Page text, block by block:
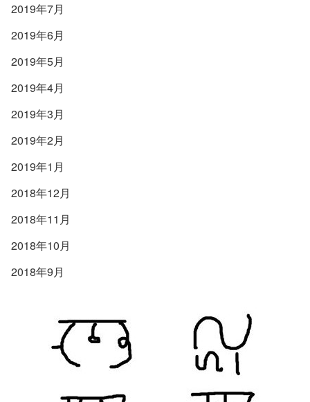
2019年7月
2019年6月
2019年5月
2019年4月
2019年3月
2019年2月
2019年1月
2018年12月
2018年11月
2018年10月
2018年9月